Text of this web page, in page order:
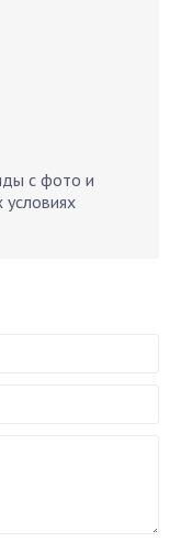
с фото и